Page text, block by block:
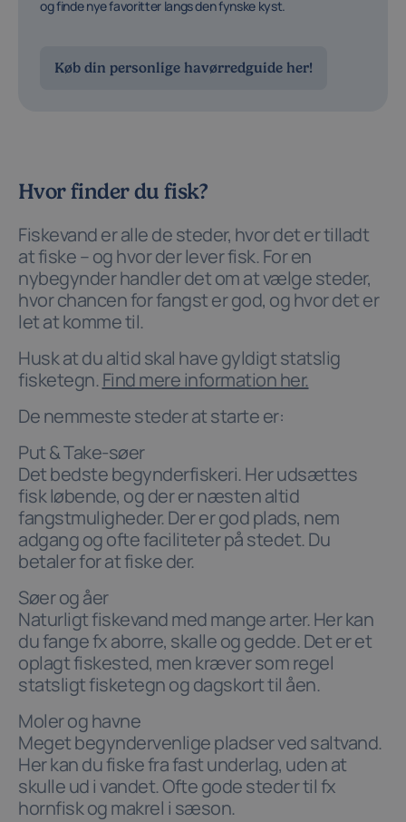
og finde nye favoritter langs den fynske kyst.
Køb din personlige havørredguide her!
Hvor finder du fisk?
Fiskevand er alle de steder, hvor det er tilladt
at fiske – og hvor der lever fisk. For en
nybegynder handler det om at vælge steder,
hvor chancen for fangst er god, og hvor det er
let at komme til.
Husk at du altid skal have gyldigt statslig
fisketegn.Find mere information her.
De nemmeste steder at starte er:
Put & Take-søer
Det bedste begynderfiskeri. Her udsættes
fisk løbende, og der er næsten altid
fangstmuligheder. Der er god plads, nem
adgang og ofte faciliteter på stedet. Du
betaler for at fiske der.
Søer og åer
Naturligt fiskevand med mange arter. Her kan
du fange fx aborre, skalle og gedde. Det er et
oplagt fiskested, men kræver som regel
statsligt fisketegn og dagskort til åen.
Moler og havne
Meget begyndervenlige pladser ved saltvand.
Her kan du fiske fra fast underlag, uden at
skulle ud i vandet. Ofte gode steder til fx
hornfisk og makrel i sæson.